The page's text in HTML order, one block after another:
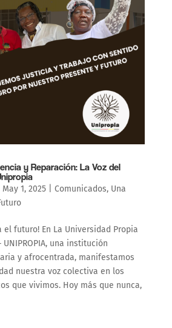
y Reparación: La Voz del
en Unipropia
May 1, 2025| Comunicados, Una
el futuro! En La Universidad Propia
una institución
y afrocentrada, manifestamos
nuestra voz colectiva en los
que vivimos. Hoy más que nunca,